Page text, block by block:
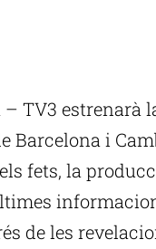
– TV3 estrenarà
Barcelona i
fets, la
de les